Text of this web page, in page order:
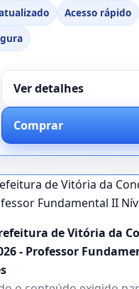
Acesso rápido
Ver detalhes
Comprar
de Vitória da
- Professor